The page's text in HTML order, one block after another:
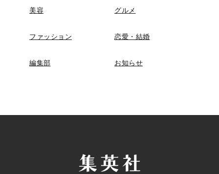
美容 グルメ
ファッション 恋愛・結婚
編集部 お知らせ